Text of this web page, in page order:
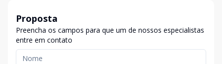
Proposta
Preencha os campos para que um de nossos especialistas
entre em contato